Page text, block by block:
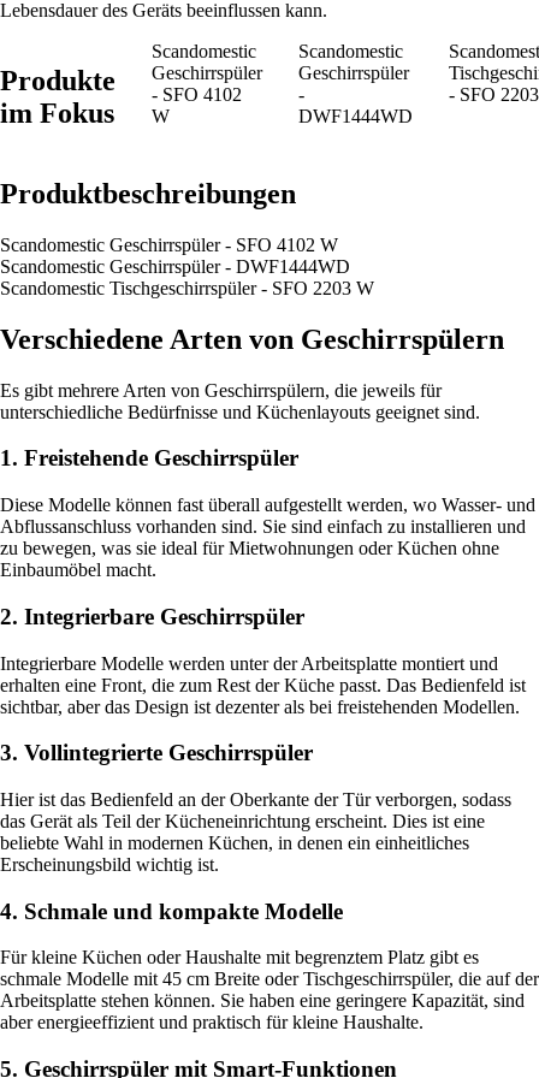
Lebensdauer des Geräts beeinflussen kann.
Produkte
im Fokus
Scandomestic
Geschirrspüler
- SFO 4102
W
Scandomestic
Geschirrspüler
-
DWF1444WD
- SFO
Produktbeschreibungen
Scandomestic Geschirrspüler - SFO 4102 W
Scandomestic Geschirrspüler - DWF1444WD
Scandomestic Tischgeschirrspüler - SFO 2203 W
Verschiedene Arten von Geschirrspülern
Es gibt mehrere Arten von Geschirrspülern, die jeweils für
unterschiedliche Bedürfnisse und Küchenlayouts geeignet sind.
1. Freistehende Geschirrspüler
Diese Modelle können fast überall aufgestellt werden, wo Wasser- und
Abflussanschluss vorhanden sind. Sie sind einfach zu installieren und
zu bewegen, was sie ideal für Mietwohnungen oder Küchen ohne
Einbaumöbel macht.
2. Integrierbare Geschirrspüler
Integrierbare Modelle werden unter der Arbeitsplatte montiert und
erhalten eine Front, die zum Rest der Küche passt. Das Bedienfeld ist
sichtbar, aber das Design ist dezenter als bei freistehenden Modellen.
3. Vollintegrierte Geschirrspüler
Hier ist das Bedienfeld an der Oberkante der Tür verborgen, sodass
das Gerät als Teil der Kücheneinrichtung erscheint. Dies ist eine
beliebte Wahl in modernen Küchen, in denen ein einheitliches
Erscheinungsbild wichtig ist.
4. Schmale und kompakte Modelle
Für kleine Küchen oder Haushalte mit begrenztem Platz gibt es
schmale Modelle mit 45 cm Breite oder Tischgeschirrspüler, die auf der
Arbeitsplatte stehen können. Sie haben eine geringere Kapazität, sind
aber energieeffizient und praktisch für kleine Haushalte.
5. Geschirrspüler mit Smart-Funktionen